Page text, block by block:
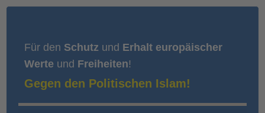
Für den Schutz und Erhalt europäischer
Werte und Freiheiten!
Gegen den Politischen Islam!